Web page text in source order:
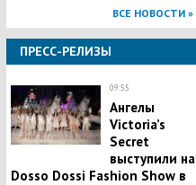
ВСЕ НОВОСТИ »
ПРЕСС-РЕЛИЗЫ
09:55
Ангелы
Victoria’s
Secret
выступили на
Dosso Dossi Fashion Show в